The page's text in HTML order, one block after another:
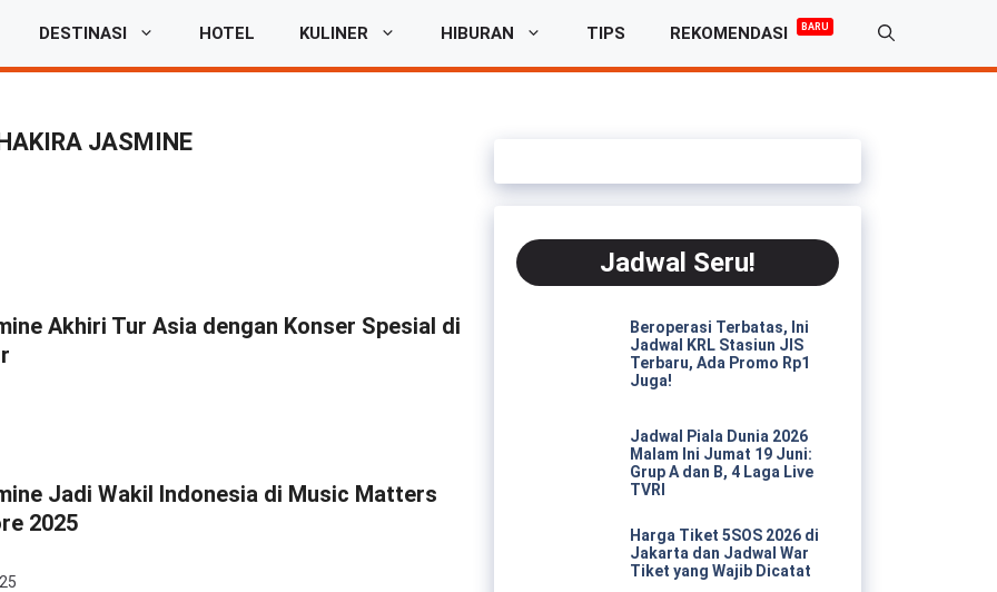
DESTINASI HOTEL KULINER HIBURAN TIPS REKOMENDASI BARU
JASMINE
Akhiri Tur Asia dengan Konser Spesial di
Jadi Wakil Indonesia di Music Matters
2025
Jadwal Seru!
Beroperasi Terbatas, Ini
Jadwal KRL Stasiun JIS
Terbaru, Ada Promo Rp1
Juga!
Jadwal Piala Dunia 2026
Malam Ini Jumat 19 Juni:
Grup A dan B, 4 Laga Live
TVRI
Harga Tiket 5SOS 2026 di
Jakarta dan Jadwal War
Tiket yang Wajib Dicatat